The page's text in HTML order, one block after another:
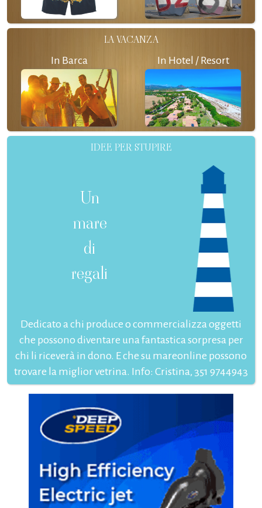
LA VACANZA
In Barca In Hotel / Resort
IDEE PER STUPIRE
Un
mare
di
regali
Dedicato a chi produce o commercializza oggetti
che possono diventare una fantastica sorpresa per
chi li riceverà in dono. E che su mareonline possono
trovare la miglior vetrina. Info: Cristina, 351 9744943